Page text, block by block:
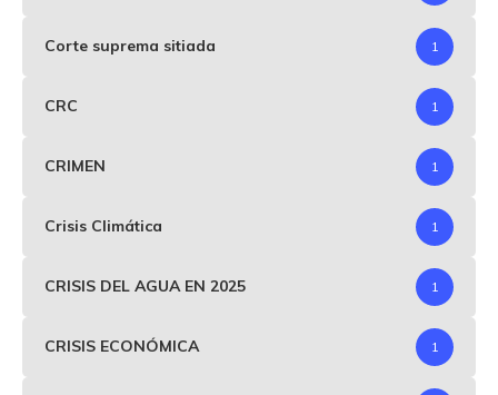
Corte suprema sitiada 1
CRC 1
CRIMEN 1
Crisis Climática 1
CRISIS DEL AGUA EN 2025 1
CRISIS ECONÓMICA 1